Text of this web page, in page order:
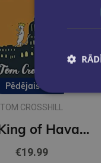
Pēdējais eks.
TOM CROSSHILL
Cat King of Havana
€19.99